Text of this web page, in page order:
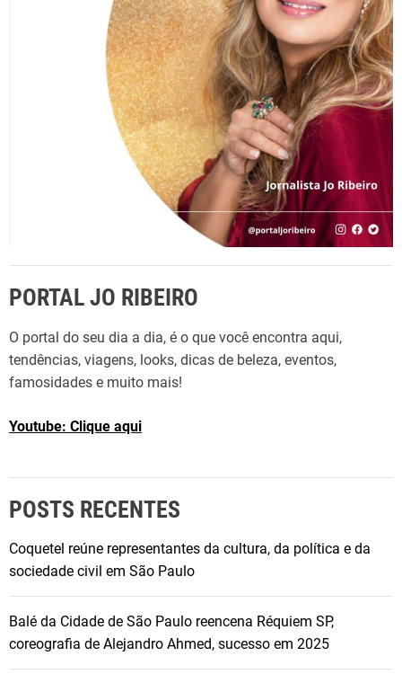
PORTAL JO RIBEIRO
O portal do seu dia a dia, é o que você encontra aqui,
tendências, viagens, looks, dicas de beleza, eventos,
famosidades e muito mais!
Youtube: Clique aqui
POSTS RECENTES
Coquetel reúne representantes da cultura, da política e da
sociedade civil em São Paulo
Balé da Cidade de São Paulo reencena Réquiem SP,
coreografia de Alejandro Ahmed, sucesso em 2025